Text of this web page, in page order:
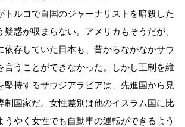
ルコで自国のジャーナリストを暗殺した
惑が収まらない。アメリカもそうだが、
依存していた日本も、昔からなかなかサウ
言うことができなかった。しかし王制を維
堅持するサウジアラビアは、先進国から見
制国家だ。女性差別は他のイスラム国に比
うやく女性でも自動車の運転ができるよう